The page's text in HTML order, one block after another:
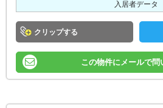
入居者データ
クリップ
この物件にメールで問